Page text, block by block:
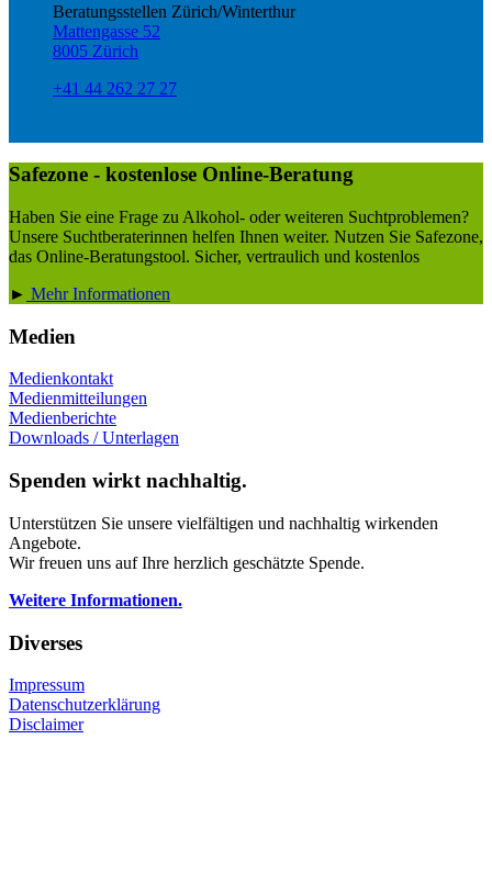
Beratungsstellen Zürich/Winterthur
Mattengasse 52
8005 Zürich
+41 44 262 27 27
Safezone - kostenlose Online-Beratung
Haben Sie eine Frage zu Alkohol- oder weiteren Suchtproblemen?
Unsere Suchtberaterinnen helfen Ihnen weiter. Nutzen Sie Safezone,
das Online-Beratungstool. Sicher, vertraulich und kostenlos
► Mehr Informationen
Medien
Medienkontakt
Medienmitteilungen
Medienberichte
Downloads / Unterlagen
Spenden wirkt nachhaltig.
Unterstützen Sie unsere vielfältigen und nachhaltig wirkenden
Angebote.
Wir freuen uns auf Ihre herzlich geschätzte Spende.
Weitere Informationen.
Diverses
Impressum
Datenschutzerklärung
Disclaimer